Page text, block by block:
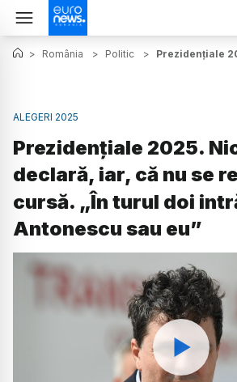
> România > Politic > Prezidențiale
ALEGERI 2025
Prezidențiale 2025.
declară, iar, că nu se
cursă. „În turul doi
Antonescu sau eu”